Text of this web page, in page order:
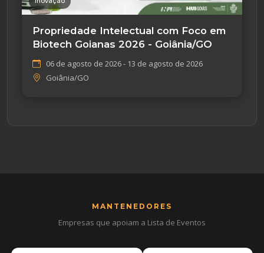
Propriedade Intelectual com Foco em
Biotech Goianas 2026 - Goiânia/GO
06 de agosto de 2026 - 13 de agosto de 2026
Goiânia/GO
MANTENEDORES
Empresas que apoiam a Lista de Eventos